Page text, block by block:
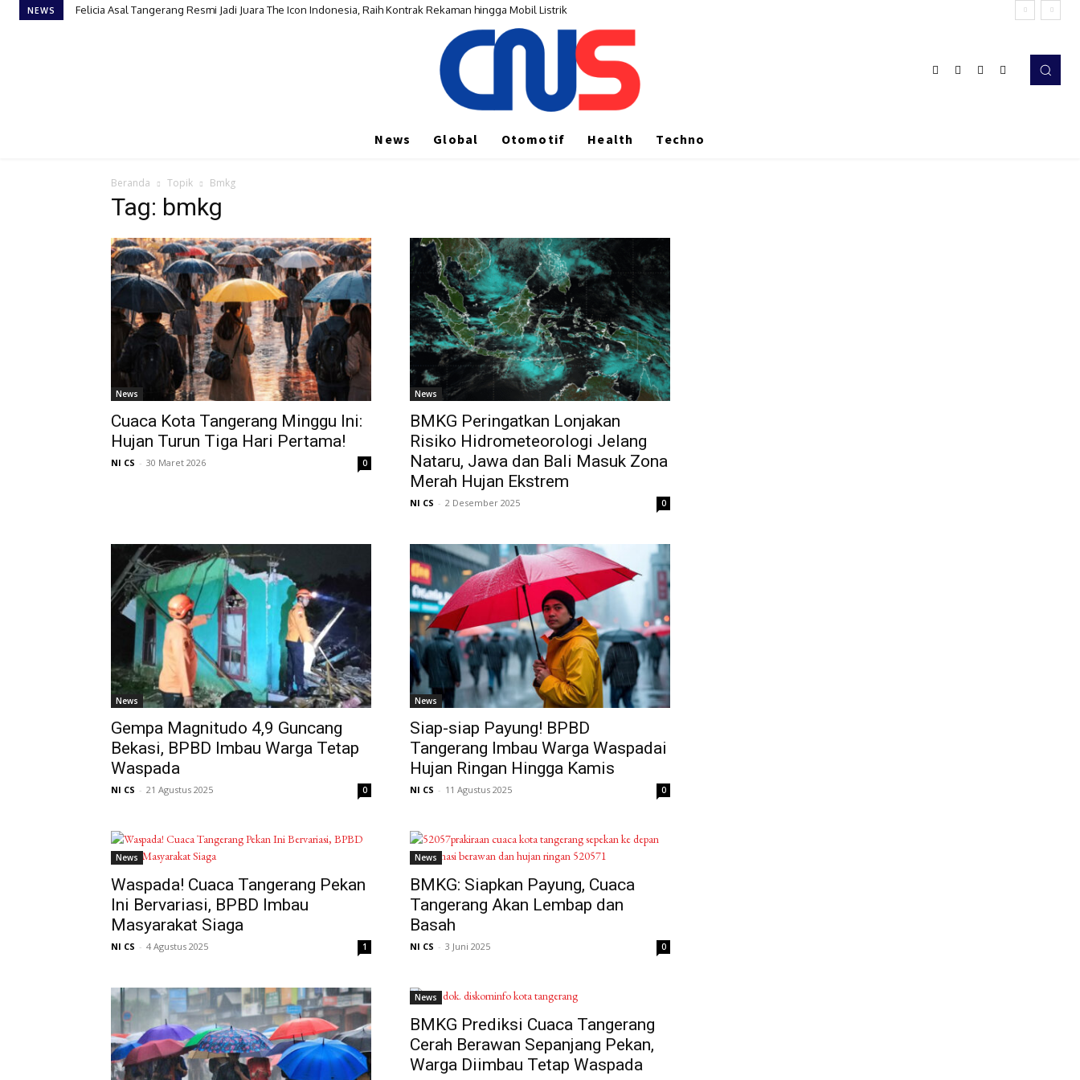
NEWS Felicia Asal Tangerang Resmi Jadi Juara The Icon Indonesia, Raih Kontrak Rekaman hingga Mobil Listrik
News Global Otomotif Health Techno
Beranda Topik Bmkg
Tag: bmkg
News
Cuaca Kota Tangerang Minggu Ini:
Hujan Turun Tiga Hari Pertama!
NI CS - 30 Maret 2026 0
News
BMKG Peringatkan Lonjakan
Risiko Hidrometeorologi Jelang
Nataru, Jawa dan Bali Masuk Zona
Merah Hujan Ekstrem
NI CS - 2 Desember 2025 0
News
Gempa Magnitudo 4,9 Guncang
Bekasi, BPBD Imbau Warga Tetap
Waspada
NI CS - 21 Agustus 2025 0
News
Siap-siap Payung! BPBD
Tangerang Imbau Warga Waspadai
Hujan Ringan Hingga Kamis
NI CS - 11 Agustus 2025 0
News
Waspada! Cuaca Tangerang Pekan
Ini Bervariasi, BPBD Imbau
Masyarakat Siaga
NI CS - 4 Agustus 2025 1
News
BMKG: Siapkan Payung, Cuaca
Tangerang Akan Lembap dan
Basah
NI CS - 3 Juni 2025 0
News
BMKG Prediksi Cuaca Tangerang
Cerah Berawan Sepanjang Pekan,
Warga Diimbau Tetap Waspada